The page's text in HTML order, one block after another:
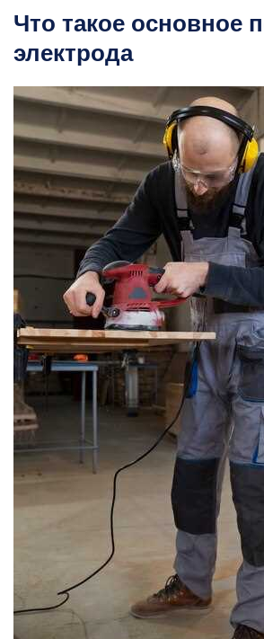
Что такое основное
электрода